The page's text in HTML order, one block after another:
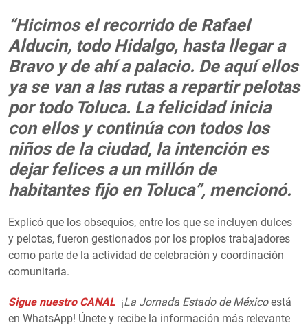
“Hicimos el recorrido de Rafael
Alducin, todo Hidalgo, hasta llegar a
Bravo y de ahí a palacio. De aquí ellos
ya se van a las rutas a repartir pelotas
por todo Toluca. La felicidad inicia
con ellos y continúa con todos los
niños de la ciudad, la intención es
dejar felices a un millón de
habitantes fijo en Toluca”, mencionó.
Explicó que los obsequios, entre los que se incluyen dulces
y pelotas, fueron gestionados por los propios trabajadores
como parte de la actividad de celebración y coordinación
comunitaria.
Sigue nuestro CANAL ¡La Jornada Estado de Méxicoestá
en WhatsApp! Únete y recibe la información más relevante